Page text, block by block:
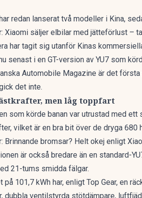
redan lanserat två modeller i Kina,
Xiaomi säljer elbilar med jätteförlust –
har tagit sig utanför Kinas
senast i en GT-version av YU7 som
Automobile Magazine är det första
det inte.
men låg toppfart
som körde banan var utrustad med
vilket är en bra bit över de dryga
Brinnande bromsar? Helt okej enligt
är också bredare än en standard-
21-tums smidda fälgar.
på 101,7 kWh har, enligt Top Gear, en
dubbla ventilstyrda stötdämpare,